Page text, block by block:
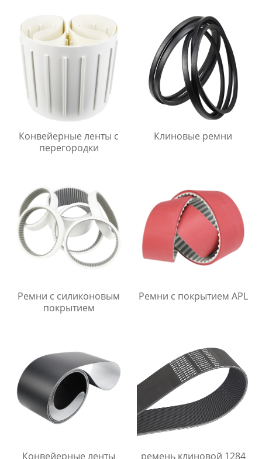
Конвейерные ленты с
перегородки
Клиновые ремни
Ремни с силиконовым
покрытием
Ремни с покрытием APL
Конвейерные ленты
ремень клиновой 1284